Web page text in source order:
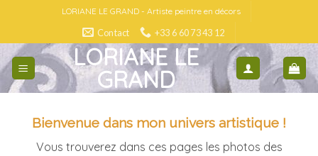
content
LORIANE LE GRAND - Artiste peintre en décors
Contact +33 6 60 73 43 12
LORIANE LE
GRAND
Bienvenue dans mon univers artistique !
Vous trouverez dans ces pages les photos des